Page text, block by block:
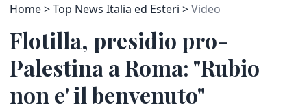
Home Top News Italia ed Esteri Video
Flotilla, presidio pro-
Palestina a Roma: "Rubio
non e' il benvenuto"